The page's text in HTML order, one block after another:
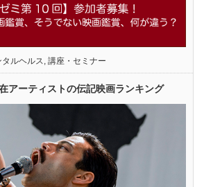
ルヘルス 講座・セミナー
アーティストの伝記映画ランキング